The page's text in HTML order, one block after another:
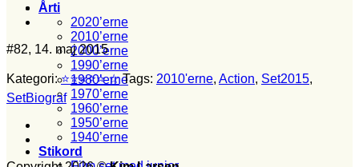
Årti
2020’erne
2010’erne
2000’erne
1990’erne
1980’erne
1970’erne
1960’erne
1950’erne
1940’erne
Stikord
#82, 14. maj 2015
Kategori:⭐⭐⭐⭐⭐ ☆ Tags: 2010'erne, Action, Set2015,
SetBiograf